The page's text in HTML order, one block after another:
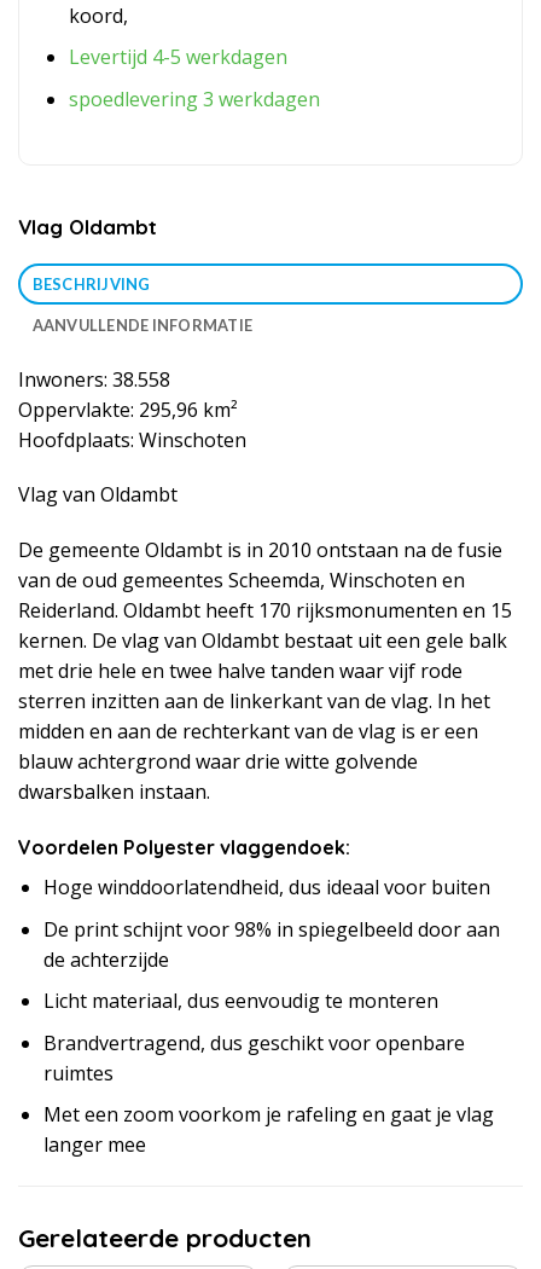
koord,
Levertijd 4-5 werkdagen
spoedlevering 3 werkdagen
Vlag Oldambt
BESCHRIJVING
AANVULLENDE INFORMATIE
Inwoners: 38.558
Oppervlakte: 295,96 km²
Hoofdplaats: Winschoten
Vlag van Oldambt
De gemeente Oldambt is in 2010 ontstaan na de fusie
van de oud gemeentes Scheemda, Winschoten en
Reiderland. Oldambt heeft 170 rijksmonumenten en 15
kernen. De vlag van Oldambt bestaat uit een gele balk
met drie hele en twee halve tanden waar vijf rode
sterren inzitten aan de linkerkant van de vlag. In het
midden en aan de rechterkant van de vlag is er een
blauw achtergrond waar drie witte golvende
dwarsbalken instaan.
Voordelen Polyester vlaggendoek:
Hoge winddoorlatendheid, dus ideaal voor buiten
De print schijnt voor 98% in spiegelbeeld door aan
de achterzijde
Licht materiaal, dus eenvoudig te monteren
Brandvertragend, dus geschikt voor openbare
ruimtes
Met een zoom voorkom je rafeling en gaat je vlag
langer mee
Gerelateerde producten